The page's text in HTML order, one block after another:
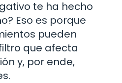
te ha hecho
Eso es porque
pueden
que afecta
y, por ende,